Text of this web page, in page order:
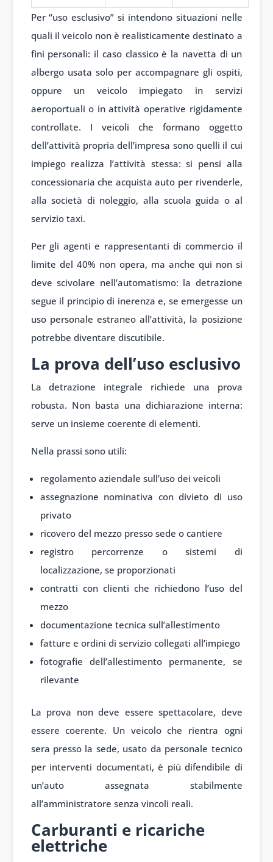
Per “uso esclusivo” si intendono situazioni nelle
quali il veicolo non è realisticamente destinato a
fini personali: il caso classico è la navetta di un
albergo usata solo per accompagnare gli ospiti,
oppure un veicolo impiegato in servizi
aeroportuali o in attività operative rigidamente
controllate. I veicoli che formano oggetto
dell’attività propria dell’impresa sono quelli il cui
impiego realizza l’attività stessa: si pensi alla
concessionaria che acquista auto per rivenderle,
alla società di noleggio, alla scuola guida o al
servizio taxi.
Per gli agenti e rappresentanti di commercio il
limite del 40% non opera, ma anche qui non si
deve scivolare nell’automatismo: la detrazione
segue il principio di inerenza e, se emergesse un
uso personale estraneo all’attività, la posizione
potrebbe diventare discutibile.
La prova dell’uso esclusivo
La detrazione integrale richiede una prova
robusta. Non basta una dichiarazione interna:
serve un insieme coerente di elementi.
Nella prassi sono utili:
regolamento aziendale sull’uso dei veicoli
assegnazione nominativa con divieto di uso
privato
ricovero del mezzo presso sede o cantiere
registro percorrenze o sistemi di
localizzazione, se proporzionati
contratti con clienti che richiedono l’uso del
mezzo
documentazione tecnica sull’allestimento
fatture e ordini di servizio collegati all’impiego
fotografie dell’allestimento permanente, se
rilevante
La prova non deve essere spettacolare, deve
essere coerente. Un veicolo che rientra ogni
sera presso la sede, usato da personale tecnico
per interventi documentati, è più difendibile di
un’auto assegnata stabilmente
all’amministratore senza vincoli reali.
Carburanti e ricariche
elettriche